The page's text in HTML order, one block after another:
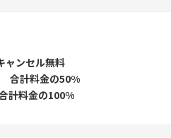
ャンセル無料
合計料金の50%
計料金の100%